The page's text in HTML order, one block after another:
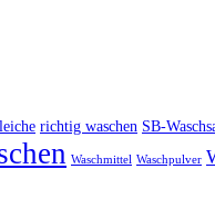
richtig waschen SB-
Waschmittel Waschpulver